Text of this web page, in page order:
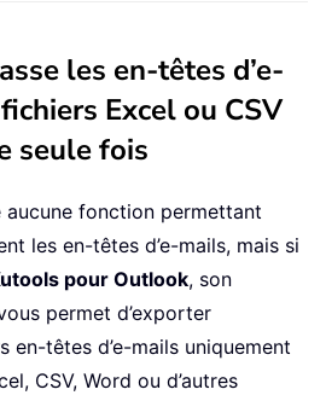
les en-têtes d’e-
Excel ou CSV
seule fois
fonction permettant
les en-têtes d’e-mails, mais si
pour Outlook, son
permet d’exporter
en-têtes d’e-mails uniquement
CSV, Word ou d’autres